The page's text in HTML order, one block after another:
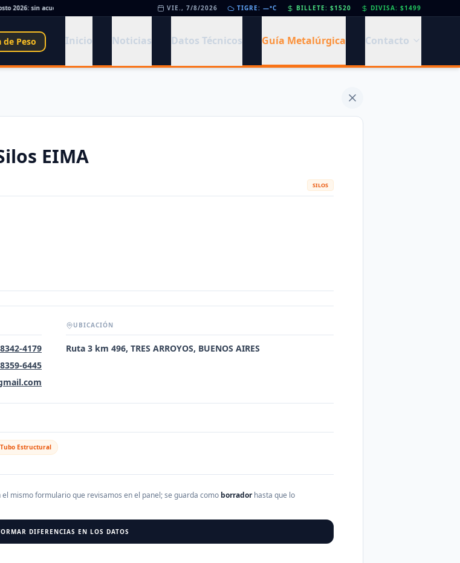
2026: sin acuerdo, siguen vigentes los valores de abril • Día de la Siderurgia: cómo llega el sector al aniversario 78 del legado de Savio
VIE., 7/8/2026 TIGRE: —°C BILLETE: $1520 DIVISA: $1499
de Peso Inicio Noticias Datos Técnicos Guía Metalúrgica Contacto
EIMA
SILOS
4179
6445
UBICACIÓN
Ruta 3 km 496, TRES ARROYOS, BUENOS AIRES
Tubo Estructural
mismo formulario que revisamos en el panel; se guarda como borradorhasta que lo
DIFERENCIAS EN LOS DATOS